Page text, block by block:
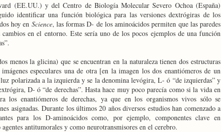
(EE.UU.) y del Centro de Biología Molecular Severo Ochoa (España)
identificar una función biológica para las versiones dextrógiras de los
hoy en Science, las formas D- de los aminoácidos permiten que las paredes
cambios en el entorno. Este sería uno de los pocos ejemplos de una función
menos la glicina) que se encuentran en la naturaleza tienen dos estructuras
especulares una de otra [en la imagen los dos enantiómeros de un
polarizada a la izquierda y se la denomina levógira, L- ó “de izquierdas” y
D- ó “de derechas”. Hasta hace muy poco parecía como si la vida en
los enantiómeros de derechas, ya que en los organismos vivos sólo se
asignadas. Durante los últimos 20 años diversos estudios han comenzado a
para los D-aminoácidos como, por ejemplo, componentes clave en
antitumorales y como neurotransmisores en el cerebro.